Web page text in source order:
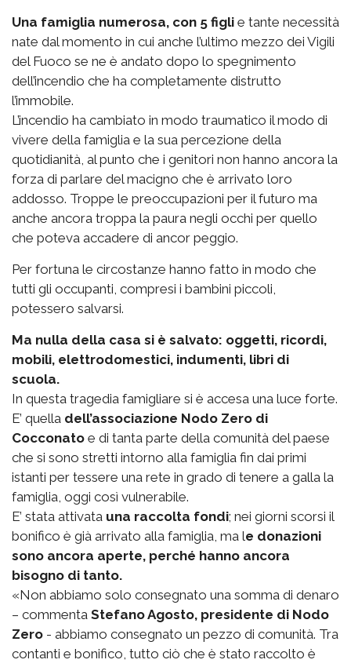
Una famiglia numerosa, con 5 figli e tante necessità
nate dal momento in cui anche l’ultimo mezzo dei Vigili
del Fuoco se ne è andato dopo lo spegnimento
dell’incendio che ha completamente distrutto
l’immobile.
L’incendio ha cambiato in modo traumatico il modo di
vivere della famiglia e la sua percezione della
quotidianità, al punto che i genitori non hanno ancora la
forza di parlare del macigno che è arrivato loro
addosso. Troppe le preoccupazioni per il futuro ma
anche ancora troppa la paura negli occhi per quello
che poteva accadere di ancor peggio.
Per fortuna le circostanze hanno fatto in modo che
tutti gli occupanti, compresi i bambini piccoli,
potessero salvarsi.
Ma nulla della casa si è salvato: oggetti, ricordi,
mobili, elettrodomestici, indumenti, libri di
scuola.
In questa tragedia famigliare si è accesa una luce forte.
E’ quella dell’associazione Nodo Zero di
Cocconato e di tanta parte della comunità del paese
che si sono stretti intorno alla famiglia fin dai primi
istanti per tessere una rete in grado di tenere a galla la
famiglia, oggi così vulnerabile.
E’ stata attivata una raccolta fondi; nei giorni scorsi il
bonifico è già arrivato alla famiglia, ma le donazioni
sono ancora aperte, perché hanno ancora
bisogno di tanto.
«Non abbiamo solo consegnato una somma di denaro
– commenta Stefano Agosto, presidente di Nodo
Zero - abbiamo consegnato un pezzo di comunità. Tra
contanti e bonifico, tutto ciò che è stato raccolto è